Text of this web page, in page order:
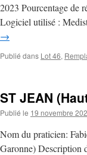
2023 Pourcentage de
Logiciel utilisé :
→
Publié dans Lot 46,
ST JEAN
Publié le 19 novembre
Nom du praticien:
Garonne) Description